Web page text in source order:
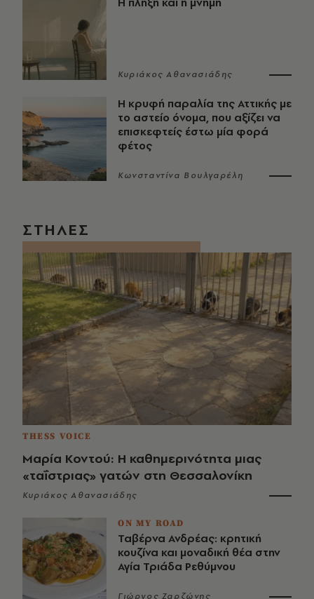
Κυριάκος Αθανασιάδης
Η κρυφή παραλία της Αττικής με
το αστείο όνομα, που αξίζει να
επισκεφτείς έστω μία φορά
φέτος
Κωνσταντίνα Βουλγαρέλη
ΣΤΗΛΕΣ
THESS VOICE
Μαρία Κοντού: Η καθημερινότητα μιας
«ταΐστριας» γατών στη Θεσσαλονίκη
Κυριάκος Αθανασιάδης
ON MY ROAD
Ταβέρνα Ανδρέας: κρητική
κουζίνα και μοναδική θέα στην
Αγία Τριάδα Ρεθύμνου
Γιώργος Ζαρζώνης